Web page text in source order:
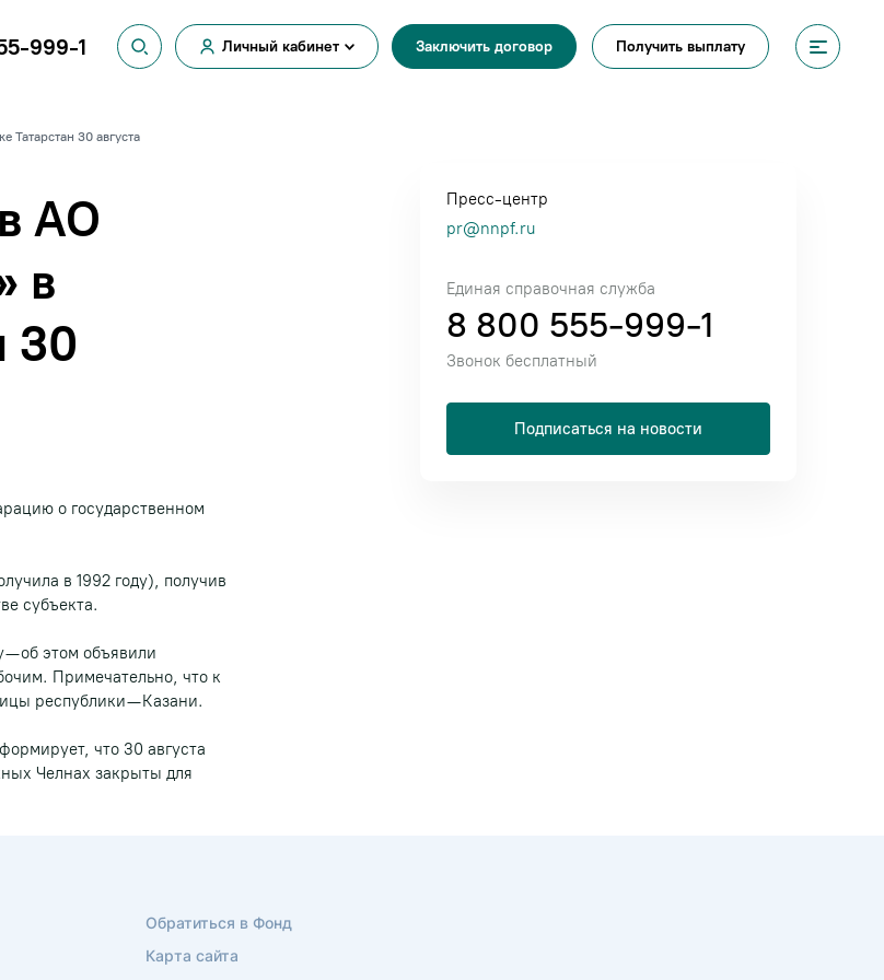
Личный кабинет
999-1 Заключить договор Получить выплату
30 августа
АО
в
30
о государственном
в 1992 году), получив
субъекта.
— об этом объявили
Примечательно, что к
республики — Казани.
что 30 августа
Челнах закрыты для
Пресс-центр
pr@nnpf.ru
Единая справочная служба
8 800 555-999-1
Звонок бесплатный
Подписаться на новости
Обратиться в Фонд
Карта сайта